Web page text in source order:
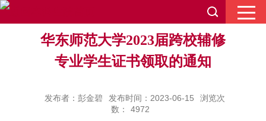
华东师范大学2023届跨校辅修
专业学生证书领取的通知
发布者：彭金碧 发布时间：2023-06-15
浏览次
数：
4972